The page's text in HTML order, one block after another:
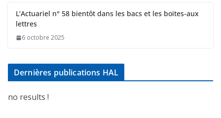
L’Actuariel n° 58 bientôt dans les bacs et les boites-aux
lettres
6 octobre 2025
Dernières publications HAL
no results !